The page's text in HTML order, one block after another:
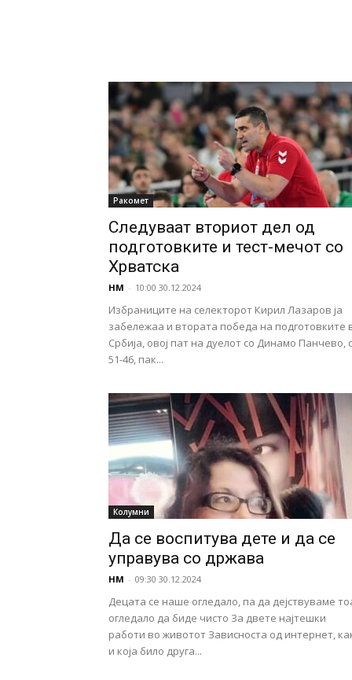
Ракомет
Следуваат вториот дел од
подготовките и тест-мечот со
Хрватска
НМ - 10:00 30.12.2024
Избраниците на селекторот Кирил Лазаров ја
забележаа и втората победа на подготовките
Србија, овој пат на дуелот со Динамо Панчево,
51-46, пак...
Колумни
Да се воспитува дете и да се
управува со држава
НМ - 09:30 30.12.2024
Децата се наше огледало, па да дејствуваме
огледало да биде чисто За двете најтешки
работи во животот Зависноста од интернет,
и која било друга...